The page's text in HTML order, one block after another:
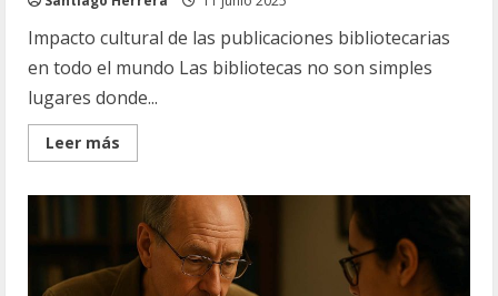
Impacto cultural de las publicaciones bibliotecarias
en todo el mundo Las bibliotecas no son simples
lugares donde...
Leer más
more
cultural
las
publicaciones
bibliotecarias